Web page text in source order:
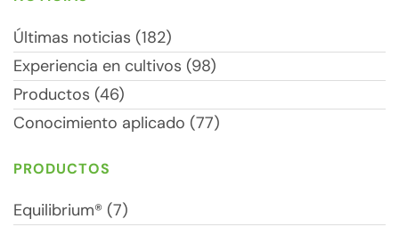
Últimas noticias (182)
Experiencia en cultivos (98)
Productos (46)
Conocimiento aplicado (77)
PRODUCTOS
Equilibrium® (7)